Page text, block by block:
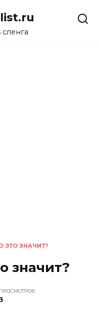
ЭТО ЗНАЧИТ?
значит?
ПРОСМОТРОВ